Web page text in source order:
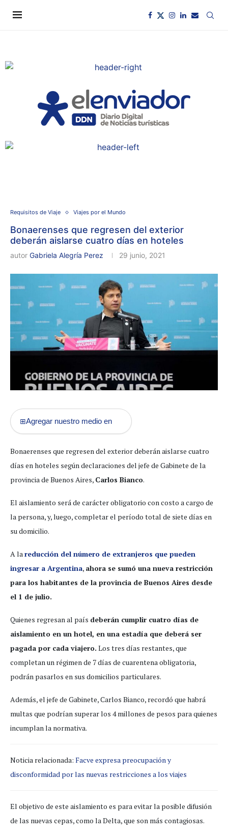
Requisitos de Viaje Viajes por el Mundo
Bonaerenses que regresen del exterior
deberán aislarse cuatro días en hoteles
autor Gabriela Alegría Perez 29 junio, 2021
⊞Agregar nuestro medio en
Bonaerenses que regresen del exterior deberán aislarse cuatro
días en hoteles según declaraciones del jefe de Gabinete de la
provincia de Buenos Aires, Carlos Bianco.
El aislamiento será de carácter obligatorio con costo a cargo de
la persona, y, luego, completar el período total de siete días en
su domicilio.
A lareducción del número de extranjeros que pueden
ingresar a Argentina, ahora se sumó una nueva restricción
para los habitantes de la provincia de Buenos Aires desde
el 1 de julio.
Quienes regresan al país deberán cumplir cuatro días de
aislamiento en un hotel, en una estadía que deberá ser
pagada por cada viajero. Los tres días restantes, que
completan un régimen de 7 días de cuarentena obligatoria,
podrán pasarlos en sus domicilios particulares.
Además, el jefe de Gabinete, Carlos Bianco, recordó que habrá
multas que podrían superar los 4 millones de pesos para quienes
incumplan la normativa.
Noticia relacionada: Facve expresa preocupación y
disconformidad por las nuevas restricciones a los viajes
El objetivo de este aislamiento es para evitar la posible difusión
de las nuevas cepas, como la Delta, que son más contagiosas.